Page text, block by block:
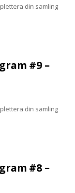
din samling
#9 –
din samling
#8 –